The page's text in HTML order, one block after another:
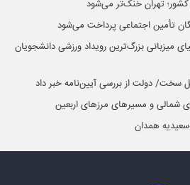
کشور؛ تهران خنک‌تر می‌شود
تأمین اجتماعی پرداخت می‌شود
میزبانی بزرگ‌ترین رویداد ورزشی دانشجویان
سخت/ دولت از بررسی آیین‌نامه خبر داد
شمالی و مسیرهای مرزهای اربعین
همدان